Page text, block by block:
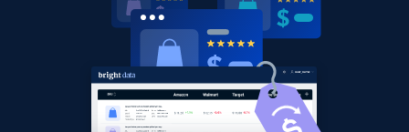
353+ Jetzt anfangen